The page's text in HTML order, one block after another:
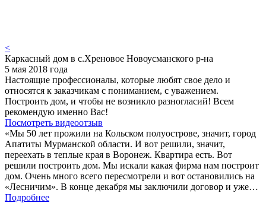
<
Каркасный дом в с.Хреновое Новоусманского р-на
5 мая 2018 года
Настоящие профессионалы, которые любят свое дело и
относятся к заказчикам с пониманием, с уважением.
Построить дом, и чтобы не возникло разногласий! Всем
рекомендую именно Вас!
Посмотреть видеоотзыв
«Мы 50 лет прожили на Кольском полуострове, значит, город
Апатиты Мурманской области. И вот решили, значит,
переехать в теплые края в Воронеж. Квартира есть. Вот
решили построить дом. Мы искали какая фирма нам построит
дом. Очень много всего пересмотрели и вот остановились на
«Лесничим». В конце декабря мы заключили договор и уже…
Подробнее